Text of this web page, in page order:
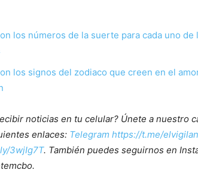
los números de la suerte para cada uno
los signos del zodiaco que creen en el
noticias en tu celular? Únete a nuestro
enlaces: Telegram https://t.me/
3wjIg7T. También puedes seguirnos en